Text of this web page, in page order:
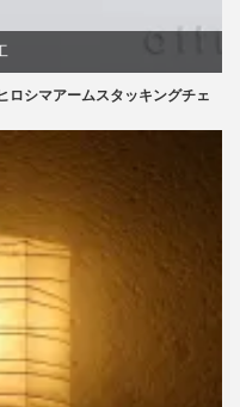
シマアームスタッキングチェ